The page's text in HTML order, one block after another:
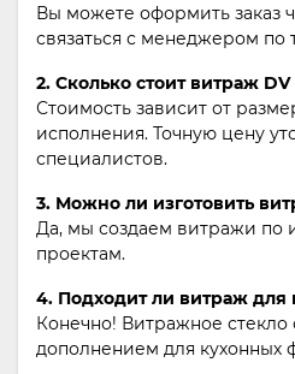
Вы можете оформить заказ
связаться с менеджером по
2. Сколько стоит витраж DV
Стоимость зависит от
исполнения. Точную цену
специалистов.
3. Можно ли изготовить
Да, мы создаем витражи по
проектам.
4. Подходит ли витраж для
Конечно! Витражное стекло
дополнением для кухонных